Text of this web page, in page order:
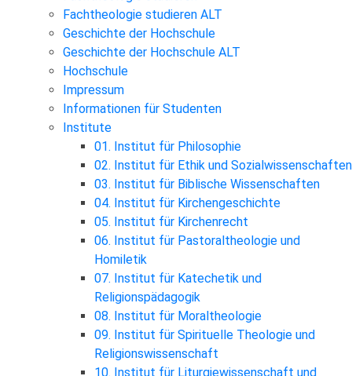
Fachtheologie studieren ALT
Geschichte der Hochschule
Geschichte der Hochschule ALT
Hochschule
Impressum
Informationen für Studenten
Institute
01. Institut für Philosophie
02. Institut für Ethik und Sozialwissenschaften
03. Institut für Biblische Wissenschaften
04. Institut für Kirchengeschichte
05. Institut für Kirchenrecht
06. Institut für Pastoraltheologie und
Homiletik
07. Institut für Katechetik und
Religionspädagogik
08. Institut für Moraltheologie
09. Institut für Spirituelle Theologie und
Religionswissenschaft
10. Institut für Liturgiewissenschaft und